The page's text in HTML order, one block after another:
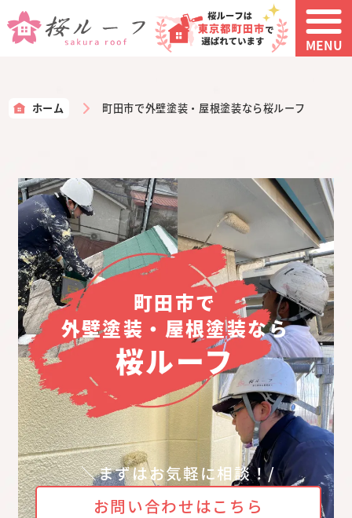
MENU
ホーム 町田市で外壁塗装・屋根塗装なら桜ルーフ
町田市で
外壁塗装・屋根塗装なら
桜ルーフ
＼まずはお気軽に相談！/
お問い合わせはこちら